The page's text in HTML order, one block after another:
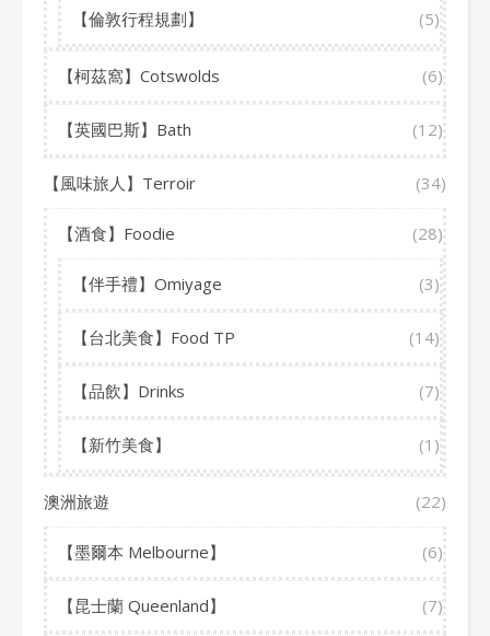
【倫敦行程規劃】 (5)
【柯茲窩】Cotswolds (6)
【英國巴斯】Bath (12)
【風味旅人】Terroir (34)
【酒食】Foodie (28)
【伴手禮】Omiyage (3)
【台北美食】Food TP (14)
【品飲】Drinks (7)
【新竹美食】 (1)
澳洲旅遊 (22)
【墨爾本 Melbourne】 (6)
【昆士蘭 Queenland】 (7)